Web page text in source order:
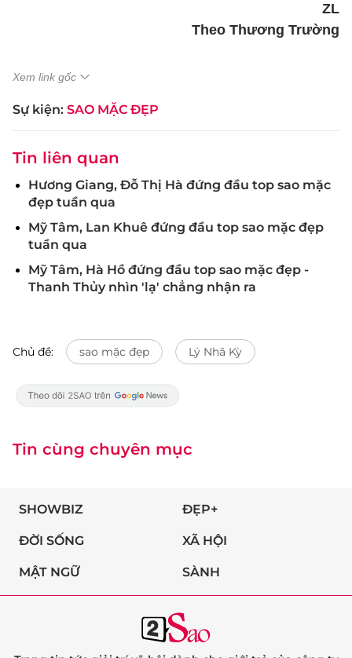
Sự kiện: SAO MẶC ĐẸP
ZL
Theo Thương Trường
Xem link gốc
Tin liên quan
Hương Giang, Đỗ Thị Hà đứng đầu top sao mặc
đẹp tuần qua
Mỹ Tâm, Lan Khuê đứng đầu top sao mặc đẹp
tuần qua
Mỹ Tâm, Hà Hồ đứng đầu top sao mặc đẹp -
Thanh Thủy nhìn 'lạ' chẳng nhận ra
Chủ đề: sao mặc đẹp Lý Nhã Kỳ
Tin cùng chuyên mục
SHOWBIZ ĐẸP+
ĐỜI SỐNG XÃ HỘI
MẬT NGỮ SÀNH